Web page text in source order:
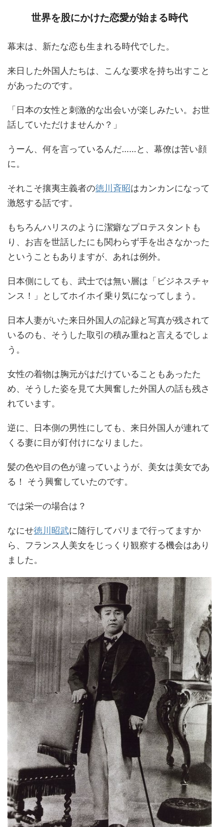
世界を股にかけた恋愛が始まる時代
幕末は、新たな恋も生まれる時代でした。
来日した外国人たちは、こんな要求を持ち出すこと
があったのです。
「日本の女性と刺激的な出会いが楽しみたい。お世
話していただけませんか？」
うーん、何を言っているんだ……と、幕僚は苦い顔
に。
それこそ攘夷主義者の徳川斉昭はカンカンになって
激怒する話です。
もちろんハリスのように潔癖なプロテスタントも
り、お吉を世話したにも関わらず手を出さなかった
ということもありますが、あれは例外。
日本側にしても、武士では無い層は「ビジネスチャ
ンス！」としてホイホイ乗り気になってしまう。
日本人妻がいた来日外国人の記録と写真が残されて
いるのも、そうした取引の積み重ねと言えるでしょ
う。
女性の着物は胸元がはだけていることもあったた
め、そうした姿を見て大興奮した外国人の話も残さ
れています。
逆に、日本側の男性にしても、来日外国人が連れて
くる妻に目が釘付けになりました。
髪の色や目の色が違っていようが、美女は美女であ
る！ そう興奮していたのです。
では栄一の場合は？
なにせ徳川昭武に随行してパリまで行ってますか
ら、フランス人美女をじっくり観察する機会はあり
ました。